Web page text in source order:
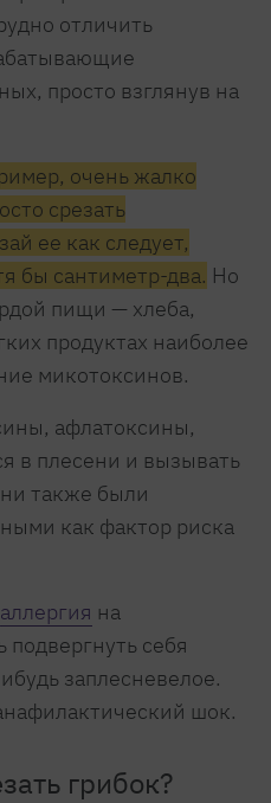
отличить
просто взглянув на
очень жалко
срезать
ее как следует,
бы сантиметр-два. Но
пищи — хлеба,
продуктах наиболее
микотоксинов.
афлатоксины,
в плесени и вызывать
также были
как фактор риска
аллергия на
себя
заплесневелое.
шок.
грибок?